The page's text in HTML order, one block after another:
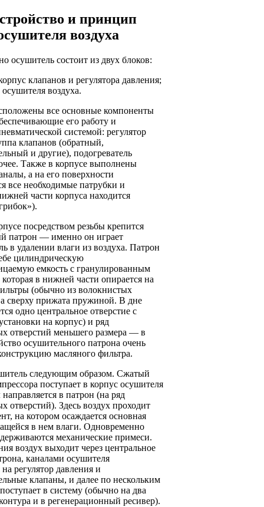
и принцип
воздуха
осушитель состоит из двух блоков:
клапанов и регулятора давления;
воздуха.
все основные компоненты
его работу и
системой: регулятор
клапанов (обратный,
и другие), подогреватель
Также в корпусе выполнены
а на его поверхности
все необходимые патрубки и
части корпуса находится
посредством резьбы крепится
патрон — именно он играет
в удалении влаги из воздуха. Патрон
цилиндрическую
емкость с гранулированным
в нижней части опирается на
(обычно из волокнистых
сверху прижата пружиной. В дне
одно центральное отверстие с
на корпус) и ряд
отверстий меньшего размера — в
осушительного патрона очень
масляного фильтра.
следующим образом. Сжатый
поступает в корпус осушителя
направляется в патрон (на ряд
отверстий). Здесь воздух проходит
на котором осаждается основная
в нем влаги. Одновременно
механические примеси.
воздух выходит через центральное
каналами осушителя
на регулятор давления и
клапаны, и далее по нескольким
в систему (обычно на два
и в регенерационный ресивер).